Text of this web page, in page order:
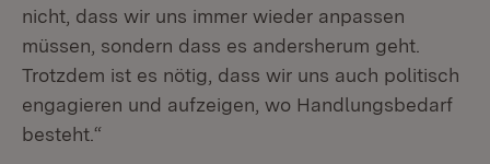
nicht, dass wir uns immer wieder anpassen
müssen, sondern dass es andersherum geht.
Trotzdem ist es nötig, dass wir uns auch politisch
engagieren und aufzeigen, wo Handlungsbedarf
besteht.“